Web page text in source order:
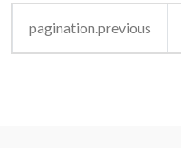
pagination.previous